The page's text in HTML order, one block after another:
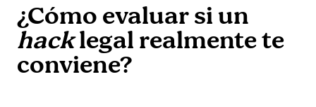
¿Cómo evaluar si un
hacklegal realmente te
conviene?